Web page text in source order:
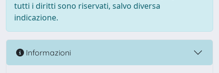
tutti i diritti sono riservati, salvo diversa
indicazione.
Informazioni